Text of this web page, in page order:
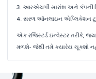
3. આરએચપી સારાંશ અને કંપની
4. સરળ ઑનલાઇન એપ્લિકેશન
એક રજિસ્ટર્ડ ઇન્વેસ્ટર તરીકે,
મળશે- જેથી તમે ક્યારેય ચૂકશો